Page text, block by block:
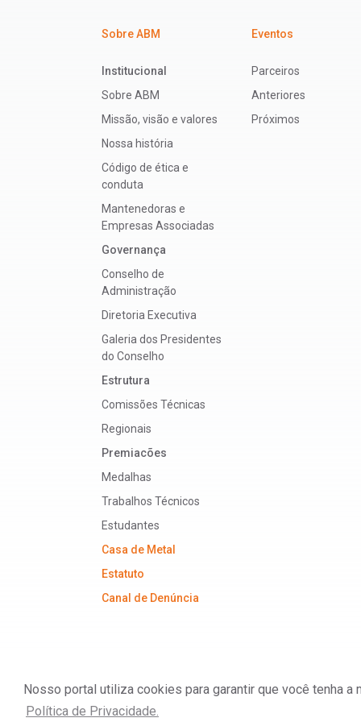
Nosso portal utiliza cookies para garantir que você tenha a
Política de Privacidade.
Sobre ABM
Institucional
Sobre ABM
Missão, visão e valores
Nossa história
Código de ética e
conduta
Mantenedoras e
Empresas Associadas
Governança
Conselho de
Administração
Diretoria Executiva
Galeria dos Presidentes
do Conselho
Estrutura
Comissões Técnicas
Regionais
Premiacões
Medalhas
Trabalhos Técnicos
Estudantes
Casa de Metal
Estatuto
Canal de Denúncia
Eventos
Parceiros
Anteriores
Próximos
ABM - Associação Brasileira de Metalurgia,